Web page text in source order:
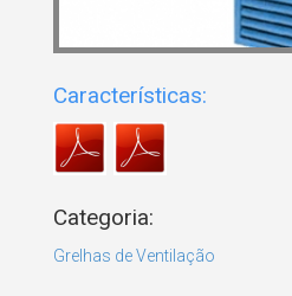
Características:
Categoria:
Grelhas de Ventilação